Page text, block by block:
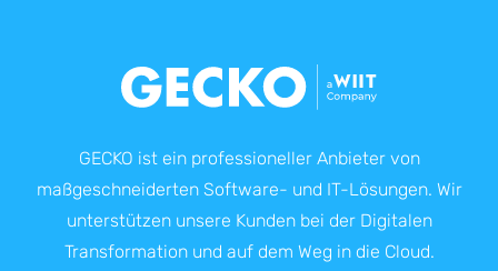
GECKO ist ein professioneller Anbieter von
maßgeschneiderten Software- und IT-Lösungen. Wir
unterstützen unsere Kunden bei der Digitalen
Transformation und auf dem Weg in die Cloud.